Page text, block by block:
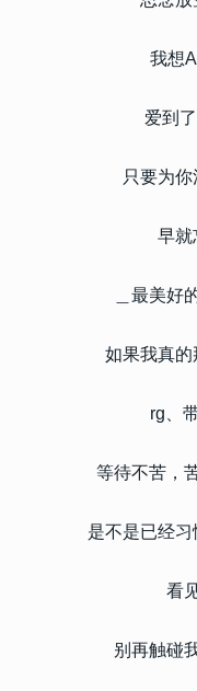
我想
爱到
只要为你
早就
＿最美好
如果我真的
rg、
等待不苦，
是不是已经
看
别再触碰